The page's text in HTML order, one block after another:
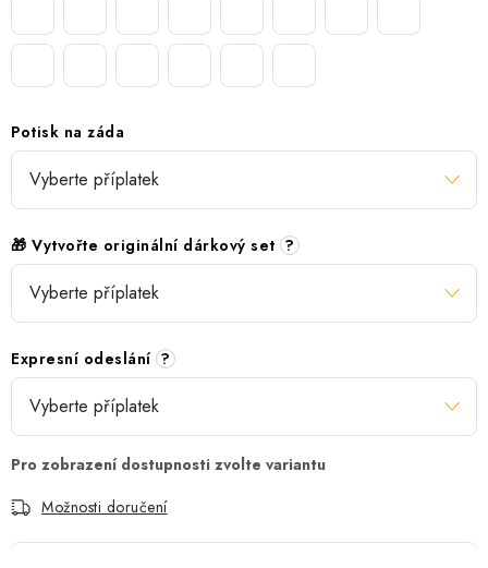
Potisk na záda
🎁 Vytvořte originální dárkový set ?
Expresní odeslání ?
Možnosti doručení